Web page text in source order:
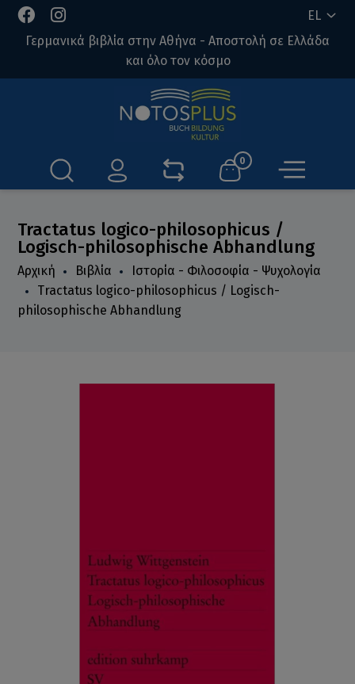
EL
Γερμανικά βιβλία στην Αθήνα - Αποστολή σε Ελλάδα
και όλο τον κόσμο
0
Tractatus logico-philosophicus /
Logisch-philosophische Abhandlung
Αρχική Βιβλία
Ιστορία - Φιλοσοφία - Ψυχολογία
Tractatus logico-philosophicus / Logisch-
philosophische Abhandlung